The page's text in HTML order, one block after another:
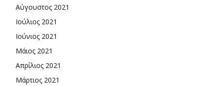
Αύγουστος 2021
Ιούλιος 2021
Ιούνιος 2021
Μάιος 2021
Απρίλιος 2021
Μάρτιος 2021